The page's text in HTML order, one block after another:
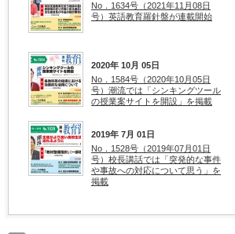
No．1634号（2021年11月08日
号）英語教育羅針盤が連載開始
2020年 10月 05日
No．1584号（2020年10月05日
号）潮流では「シンキングツール
の授業案サイトを開設」を掲載
2019年 7月 01日
No．1528号（2019年07月01日
号）校長講話では「突発的な事件
や事故への対応について思う」を
掲載